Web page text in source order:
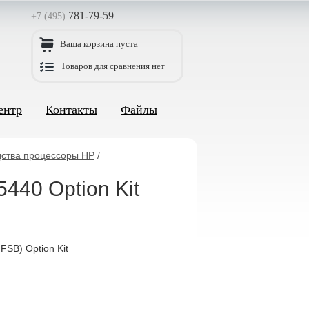
+7 (495) 781-79-59
Ваша корзина пуста
Товаров для сравнения нет
Контакты Файлы
процессоры HP /
Option Kit
Option Kit